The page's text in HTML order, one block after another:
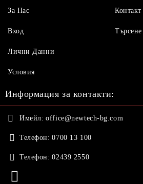
За Нас
Вход
Контакт
Търсене
Лични Данни
Условия
Информация за контакти:
Имейл: office@newtech-bg.com
Телефон: 0700 13 100
Телефон: 02439 2550